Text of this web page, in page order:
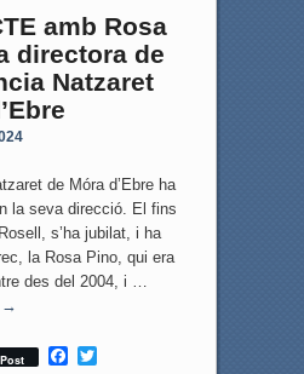
amb Rosa
directora de
Natzaret
de Móra d’Ebre ha
la seva direcció. El fins
s’ha jubilat, i ha
la Rosa Pino, qui era
des del 2004, i …
→
Post
F
T